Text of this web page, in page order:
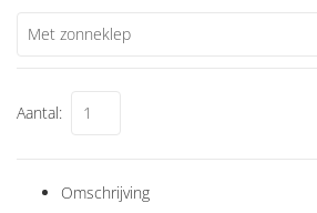
Aantal:
Omschrijving